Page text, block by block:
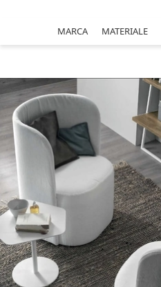
MARCA MATERIALE